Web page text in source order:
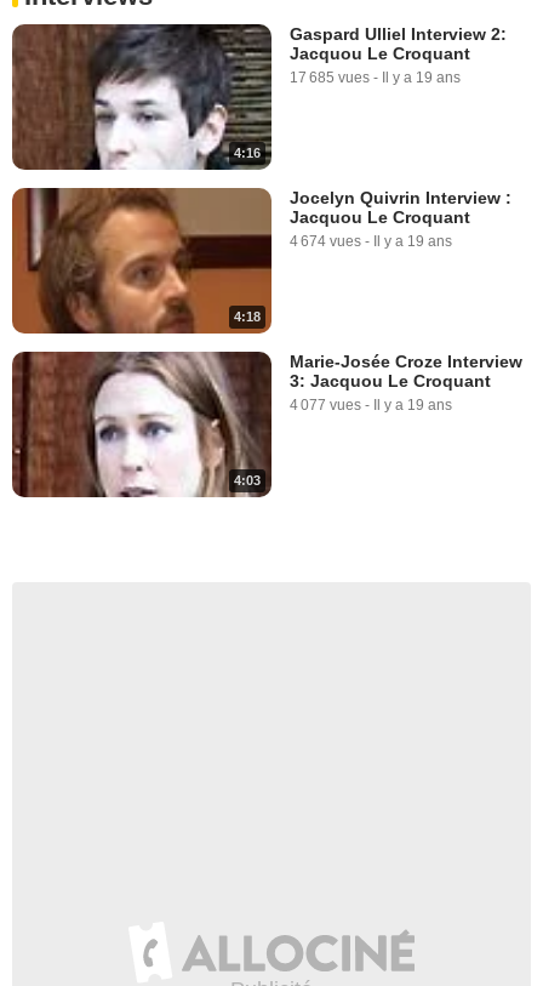
4:16
Gaspard Ulliel Interview 2:
Jacquou Le Croquant
17 685 vues - Il y a 19 ans
4:18
Jocelyn Quivrin Interview :
Jacquou Le Croquant
4 674 vues - Il y a 19 ans
4:03
Marie-Josée Croze Interview
3: Jacquou Le Croquant
4 077 vues - Il y a 19 ans